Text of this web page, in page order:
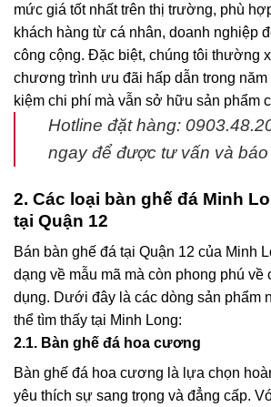
mức giá tốt nhất trên thị trường, phù
khách hàng từ cá nhân, doanh nghiệp
công cộng. Đặc biệt, chúng tôi thường
chương trình ưu đãi hấp dẫn trong năm
kiệm chi phí mà vẫn sở hữu sản phẩm
Hotline đặt hàng:
ngay để được tư vấn và
2. Các loại bàn ghế đá Minh
tại Quận 12
Bán bàn ghế đá tại Quận 12 của Minh
dạng về mẫu mã mà còn phong phú về
dụng. Dưới đây là các dòng sản phẩm
thể tìm thấy tại Minh Long:
2.1. Bàn ghế đá hoa cương
Bàn ghế đá hoa cương là lựa chọn
yêu thích sự sang trọng và đẳng cấp.